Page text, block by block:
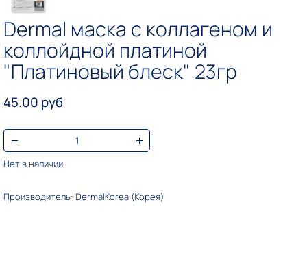
Dermal маска с коллагеном и
коллойдной платиной
"Платиновый блеск" 23гр
45.00 руб
Нет в наличии
Производитель: DermalKorea (Корея)